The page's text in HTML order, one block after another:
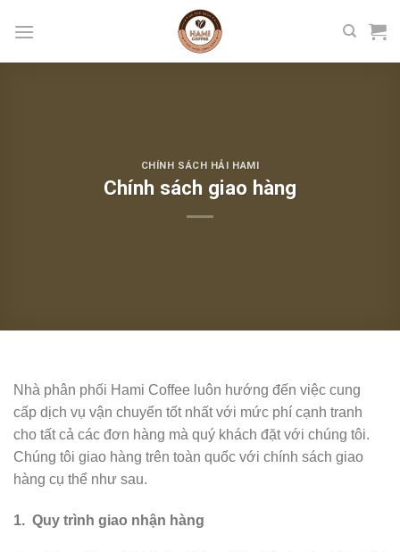
CHÍNH SÁCH HẢI HAMI
Chính sách giao hàng
Nhà phân phối Hami Coffee luôn hướng đến việc cung
cấp dịch vụ vận chuyển tốt nhất với mức phí cạnh tranh
cho tất cả các đơn hàng mà quý khách đặt với chúng tôi.
Chúng tôi giao hàng trên toàn quốc với chính sách giao
hàng cụ thể như sau.
1. Quy trình giao nhận hàng